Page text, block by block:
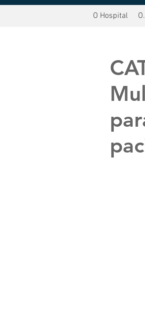
O Hospital